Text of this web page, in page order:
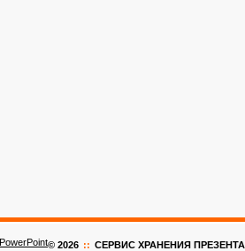
© 2026 :: CЕРВИС ХРАНЕНИЯ